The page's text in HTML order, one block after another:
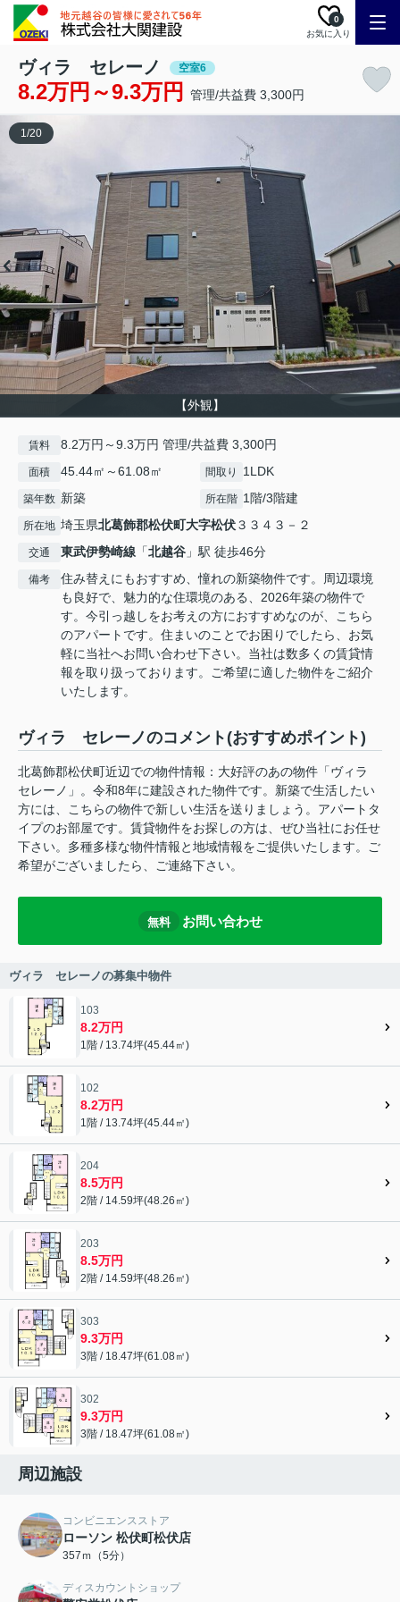
お気に入り
0
ヴィラ セレーノ 空室6
8.2万円～9.3万円 管理/共益費 3,300円
【外観】
1/20
賃料 8.2万円～9.3万円 管理/共益費 3,300円
面積 45.44㎡～61.08㎡ 間取り 1LDK
築年数 新築 所在階 1階/3階建
所在地 埼玉県北葛飾郡松伏町大字松伏３３４３－２
交通 東武伊勢崎線 「北越谷 」駅 徒歩46分
備考
住み替えにもおすすめ、憧れの新築物件です。周辺環境
も良好で、魅力的な住環境のある、2026年築の物件で
す。今引っ越しをお考えの方におすすめなのが、こちら
のアパートです。住まいのことでお困りでしたら、お気
軽に当社へお問い合わせ下さい。当社は数多くの賃貸情
報を取り扱っております。ご希望に適した物件をご紹介
いたします。
ヴィラ セレーノのコメント(おすすめポイント)
北葛飾郡松伏町近辺での物件情報：大好評のあの物件「ヴィラ
セレーノ」。令和8年に建設された物件です。新築で生活したい
方には、こちらの物件で新しい生活を送りましょう。アパートタ
イプのお部屋です。賃貸物件をお探しの方は、ぜひ当社にお任せ
下さい。多種多様な物件情報と地域情報をご提供いたします。ご
希望がございましたら、ご連絡下さい。
無料 お問い合わせ
ヴィラ セレーノの募集中物件
103
8.2万円
1階 / 13.74坪(45.44㎡)
102
8.2万円
1階 / 13.74坪(45.44㎡)
204
8.5万円
2階 / 14.59坪(48.26㎡)
203
8.5万円
2階 / 14.59坪(48.26㎡)
303
9.3万円
3階 / 18.47坪(61.08㎡)
302
9.3万円
3階 / 18.47坪(61.08㎡)
周辺施設
コンビニエンスストア
ローソン 松伏町松伏店
357ｍ（5分）
ディスカウントショップ